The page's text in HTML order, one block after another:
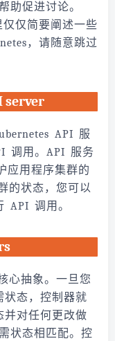
助促进讨论。
仅简要阐述一些
，请随意跳过
server
API 服
调用。API 服务
应用程序集群的
的状态，您可以
API 调用。
心抽象。一旦您
态，控制器就
对任何更改做
状态相匹配。控